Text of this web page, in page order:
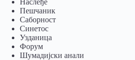
Пешчаник
Саборност
Синетос
Узданица
Форум
Шумадијски анали